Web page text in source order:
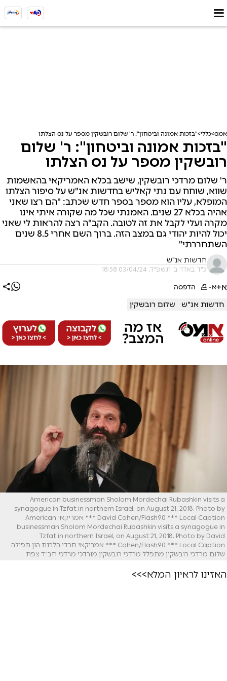
אמס כללי "בזכות אמונה וביטחון": ר' שלום רובשקין מספר על נס הצלתו
"בזכות אמונה וביטחון": ר' שלום
רובשקין מספר על נס הצלתו
ר' שלום מרדכי רובשקין, שישב בכלא האמריקאי בהאשמות
שווא, שוחח עם נתי קאליש בחדשות אנ"ש על סיפור הצלתו
המופלא, עליו הוא מספר בספר חדש שכתב: "הם רצו שאני
אהיה בכלא 27 שנים. האמנתי שכל מה שקורה איתי אינו
מקרה ועלי לקבל את זה לטובה. הקב"ה רצה להראות לי שאני
יכול להיות יהודי גם במצב הזה. ברוך השם אחרי 8.5 שנים
השתחררתי"
חדשות אנ"ש
כ"ד באדר ב׳ תשפ"ד, 03/04/24 18:58
א+א- הדפסה
חדשות אנ"ש שלום רובשקין
American businessman Sholom Mordechai Rubashkin visits a
synagogue in Tzfat in northern Israel, on August 21, 2018. Photo by
David Cohen/Flash90 *** Local Caption *** אמריקאי American
businessman Sholom Mordechai Rubashkin visits a synagogue in
Tzfat in northern Israel, on August 21, 2018. Photo by David
Cohen/Flash90 *** Local Caption *** אמריקאי חרדי הלבנת הון תפילה
שלום מרדכי רובשקין מתפלל מרדכי רובשקין מורדכי מרדכי חב״ד צפת
האזינו לראיון המלא>>>